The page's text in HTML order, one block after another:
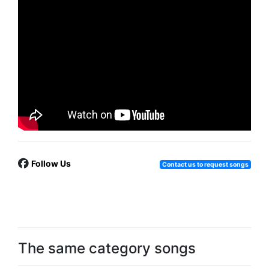
Follow Us Contact us to request songs
The same category songs